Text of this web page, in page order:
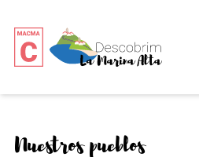
Nuestros pueblos